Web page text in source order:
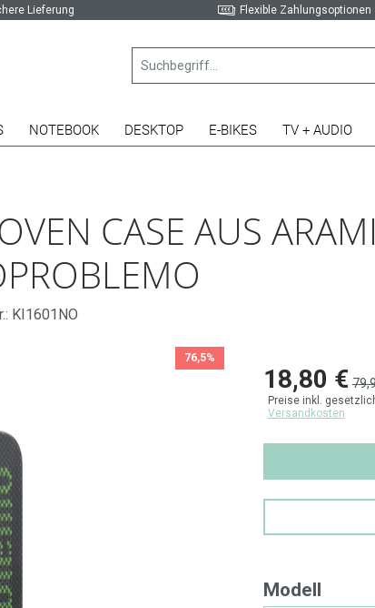
Lieferung Flexible Zahlungsoptionen
NOTEBOOK DESKTOP E-BIKES TV + AUDIO
CASE AUS
KI1601NO
76,5%
18,80 €
Preise inkl.
Versandkosten
Modell